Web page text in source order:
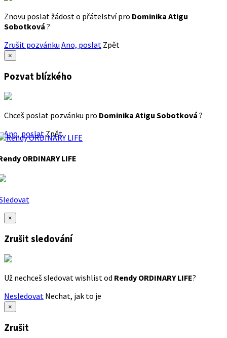
Znovu poslat žádost o přátelství pro Dominika Atigu
Sobotková ?
Zrušit pozvánku Ano, poslat Zpět
×
Pozvat blízkého
Chceš poslat pozvánku pro Dominika Atigu Sobotková ?
Ano, poslat Zpět
ORDINARY LIFE
×
Zrušit sledování
Už nechceš sledovat wishlist od Rendy ORDINARY LIFE?
Nesledovat Nechat, jak to je
×
Zrušit